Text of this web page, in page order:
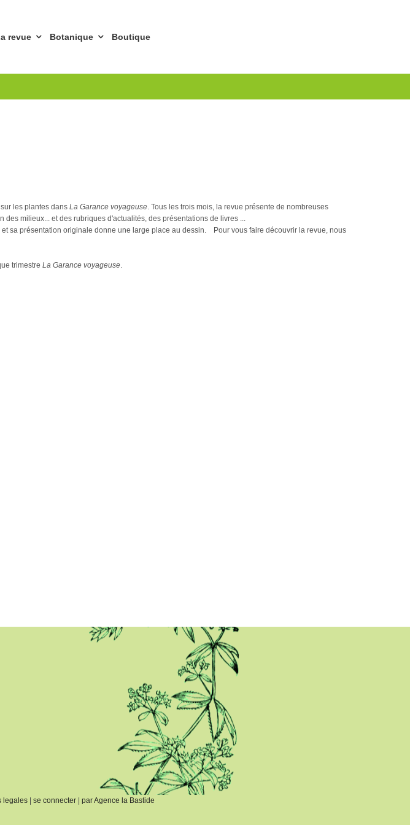
revue Botanique Boutique
les plantes dans La Garance voyageuse. Tous les trois mois, la revue présente de nombreuses
milieux... et des rubriques d'actualités, des présentations de livres ...
sa présentation originale donne une large place au dessin. Pour vous faire découvrir la revue, nous
trimestre La Garance voyageuse.
legales| se connecter| par Agence la Bastide